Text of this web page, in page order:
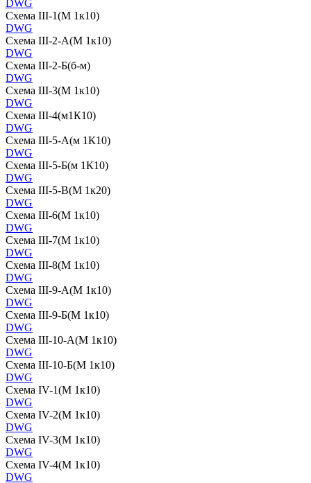
DWG
Схема III-1(М 1к10)
DWG
Схема III-2-А(М 1к10)
DWG
Схема III-2-Б(б-м)
DWG
Схема III-3(М 1к10)
DWG
Схема III-4(м1К10)
DWG
Схема III-5-А(м 1К10)
DWG
Схема III-5-Б(м 1К10)
DWG
Схема III-5-В(М 1к20)
DWG
Схема III-6(М 1к10)
DWG
Схема III-7(М 1к10)
DWG
Схема III-8(М 1к10)
DWG
Схема III-9-А(М 1к10)
DWG
Схема III-9-Б(М 1к10)
DWG
Схема III-10-А(М 1к10)
DWG
Схема III-10-Б(М 1к10)
DWG
Схема IV-1(М 1к10)
DWG
Схема IV-2(М 1к10)
DWG
Схема IV-3(М 1к10)
DWG
Схема IV-4(М 1к10)
DWG